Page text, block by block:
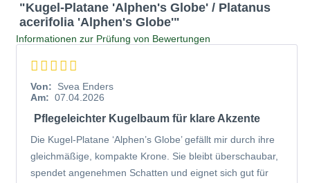
"Kugel-Platane 'Alphen's Globe' / Platanus
acerifolia 'Alphen's Globe'"
Informationen zur Prüfung von Bewertungen
Von:
Svea Enders
Am: 07.04.2026
Pflegeleichter Kugelbaum für klare Akzente
Die Kugel-Platane ‘Alphen’s Globe’ gefällt mir durch ihre
gleichmäßige, kompakte Krone. Sie bleibt überschaubar,
spendet angenehmen Schatten und eignet sich gut für